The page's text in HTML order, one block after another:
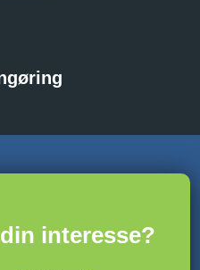
interesse?